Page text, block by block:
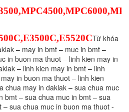
Từ khóa
– may in bmt – muc in bmt –
in buon ma thuot – linh kien may in
– linh kien may in bmt – linh
in buon ma thuot – linh kien
chua may in daklak – sua chua muc
bmt – sua chua muc in bmt – sua
sua chua muc in buon ma thuot -